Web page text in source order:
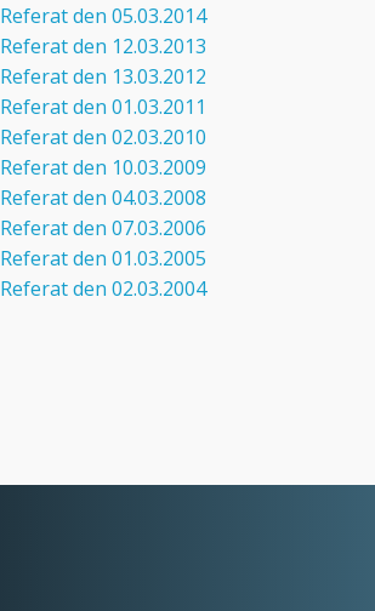
Referat den 05.03.2014
Referat den 12.03.2013
Referat den 13.03.2012
Referat den 01.03.2011
Referat den 02.03.2010
Referat den 10.03.2009
Referat den 04.03.2008
Referat den 07.03.2006
Referat den 01.03.2005
Referat den 02.03.2004